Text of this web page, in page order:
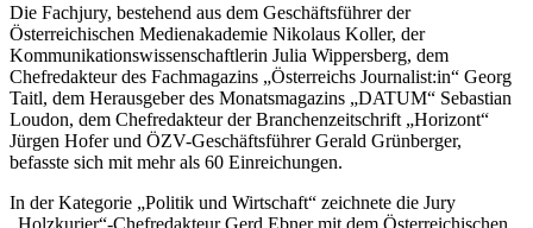
Die Fachjury, bestehend aus dem Geschäftsführer der
Österreichischen Medienakademie Nikolaus Koller, der
Kommunikationswissenschaftlerin Julia Wippersberg, dem
Chefredakteur des Fachmagazins „Österreichs Journalist:in“ Georg
Taitl, dem Herausgeber des Monatsmagazins „DATUM“ Sebastian
Loudon, dem Chefredakteur der Branchenzeitschrift „Horizont“
Jürgen Hofer und ÖZV-Geschäftsführer Gerald Grünberger,
befasste sich mit mehr als 60 Einreichungen.
In der Kategorie „Politik und Wirtschaft“ zeichnete die Jury
„Holzkurier“-Chefredakteur Gerd Ebner mit dem Österreichischen